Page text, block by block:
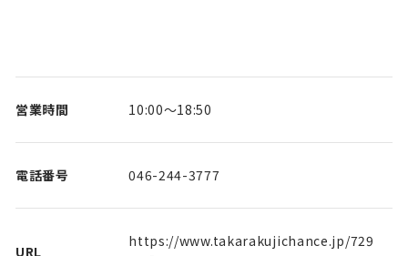
営業時間 10:00～18:50
電話番号 046-244-3777
URL
https://www.takarakujichance.jp/729